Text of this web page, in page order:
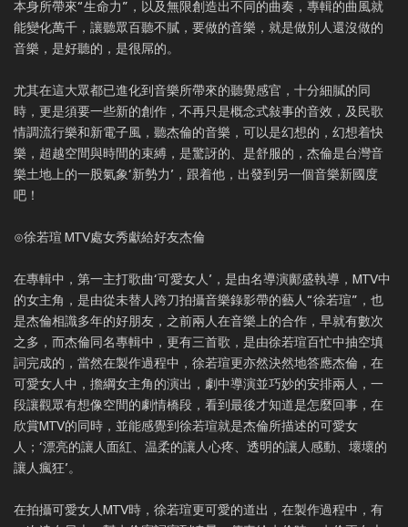
本身所帶來“生命力”，以及無限創造出不同的曲奏，專輯的曲風就
能變化萬千，讓聽眾百聽不膩，要做的音樂，就是做別人還沒做的
音樂，是好聽的，是很屌的。
尤其在這大眾都已進化到音樂所帶來的聽覺感官，十分細膩的同
時，更是須要一些新的創作，不再只是概念式敍事的音效，及民歌
情調流行樂和新電子風，聽杰倫的音樂，可以是幻想的，幻想着快
樂，超越空間與時間的束縛，是驚訝的、是舒服的，杰倫是台灣音
樂土地上的一股氣象‘新勢力’，跟着他，出發到另一個音樂新國度
吧！
⊙徐若瑄 MTV處女秀獻給好友杰倫
在專輯中，第一主打歌曲‘可愛女人’，是由名導演鄺盛執導，MTV中
的女主角，是由從未替人跨刀拍攝音樂錄影帶的藝人“徐若瑄”，也
是杰倫相識多年的好朋友，之前兩人在音樂上的合作，早就有數次
之多，而杰倫同名專輯中，更有三首歌，是由徐若瑄百忙中抽空填
詞完成的，當然在製作過程中，徐若瑄更亦然決然地答應杰倫，在
可愛女人中，擔綱女主角的演出，劇中導演並巧妙的安排兩人，一
段讓觀眾有想像空間的劇情橋段，看到最後才知道是怎麼回事，在
欣賞MTV的同時，並能感覺到徐若瑄就是杰倫所描述的可愛女
人；‘漂亮的讓人面紅、温柔的讓人心疼、透明的讓人感動、壞壞的
讓人瘋狂’。
在拍攝可愛女人MTV時，徐若瑄更可愛的道出，在製作過程中，有